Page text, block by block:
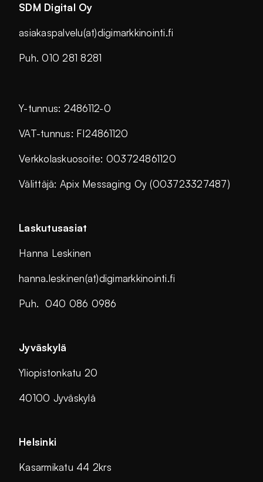
SDM Digital Oy
asiakaspalvelu(at)digimarkkinointi.fi
Puh. 010 281 8281
Y-tunnus: 2486112-0
VAT-tunnus: FI24861120
Verkkolaskuosoite: 003724861120
Välittäjä: Apix Messaging Oy (003723327487)
Laskutusasiat
Hanna Leskinen
hanna.leskinen(at)digimarkkinointi.fi
Puh. 040 086 0986
Jyväskylä
Yliopistonkatu 20
40100 Jyväskylä
Helsinki
Kasarmikatu 44 2krs